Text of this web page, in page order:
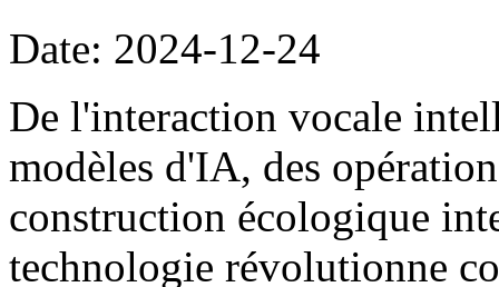
Date: 2024-12-24
De l'interaction vocale
modèles d'IA, des
construction écologique
technologie révolutionne